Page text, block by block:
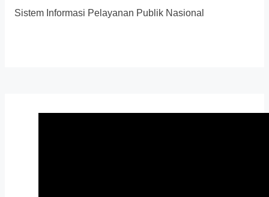
Sistem Informasi Pelayanan Publik Nasional